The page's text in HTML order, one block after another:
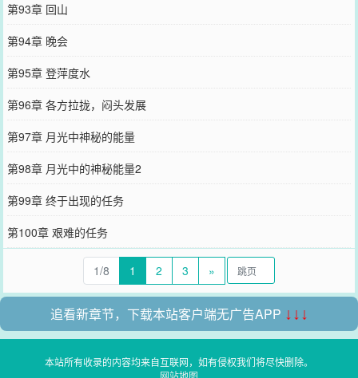
第93章 回山
第94章 晚会
第95章 登萍度水
第96章 各方拉拢，闷头发展
第97章 月光中神秘的能量
第98章 月光中的神秘能量2
第99章 终于出现的任务
第100章 艰难的任务
1/8 1 2 3 »
追看新章节，下载本站客户端无广告APP ↓↓↓
本站所有收录的内容均来自互联网，如有侵权我们将尽快删除。
网站地图